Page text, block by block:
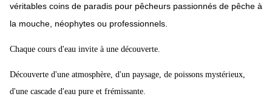
véritables coins de paradis pour pêcheurs passionnés de pêche à
la mouche, néophytes ou professionnels.
Chaque cours d'eau invite à une découverte.
Découverte d'une atmosphère, d'un paysage, de poissons mystérieux,
d'une cascade d'eau pure et frémissante.